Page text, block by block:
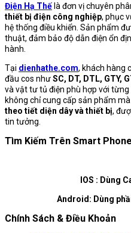
Điện Hạ Thế là đơn vị chuyên
thiết bị điện công nghiệp, phục
hệ thống điều khiển. Sản phẩm
thuật, đảm bảo độ dẫn điện ổn
hành.
Tại dienhathe.com, khách hàng
đầu cos nhưSC, DT, DTL, GTY,
và vật tư tủ điện phù hợp với
không chỉ cung cấp sản phẩm
theo tiết diện dây và thiết bị,
tin tưởng.
Tìm Kiếm Trên Smart Phone
IOS : Dùng
Android: Dùng
Chính Sách & Điều Khoản